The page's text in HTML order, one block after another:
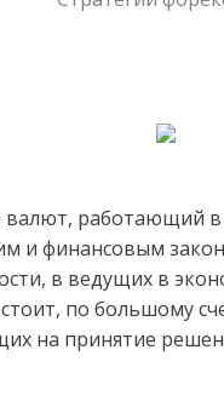
работающий
и финансовым
в ведущих в
по большому
на принятие